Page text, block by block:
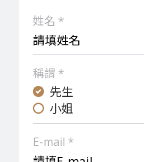
姓名 *
稱謂 *
先生
小姐
E-mail *